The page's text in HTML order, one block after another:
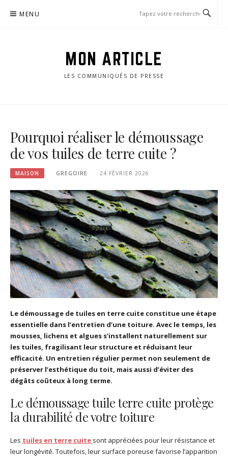
MENU
MON ARTICLE
LES COMMUNIQUÉS DE PRESSE
Pourquoi réaliser le démoussage
de vos tuiles de terre cuite ?
MAISON GREGOIRE 24 FÉVRIER 2026
Le démoussage de tuiles en terre cuite constitue une étape
essentielle dans l’entretien d’une toiture. Avec le temps, les
mousses, lichens et algues s’installent naturellement sur
les tuiles, fragilisant leur structure et réduisant leur
efficacité. Un entretien régulier permet non seulement de
préserver l’esthétique du toit, mais aussi d’éviter des
dégâts coûteux à long terme.
Le démoussage tuile terre cuite protège
la durabilité de votre toiture
Les tuiles en terre cuite sont appréciées pour leur résistance et
leur longévité. Toutefois, leur surface poreuse favorise l’apparition